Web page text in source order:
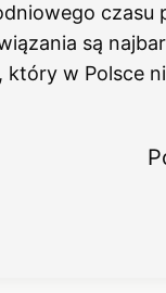
czasu
są
który w Polsce